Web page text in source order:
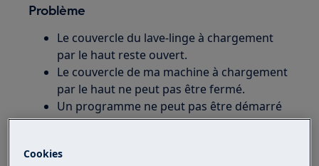
Problème
Le couvercle du lave-linge à chargement
par le haut reste ouvert.
Le couvercle de ma machine à chargement
par le haut ne peut pas être fermé.
Un programme ne peut pas être démarré
car le couvercle reste ouvert.
Le couvercle de ma machine à chargement
Cookies